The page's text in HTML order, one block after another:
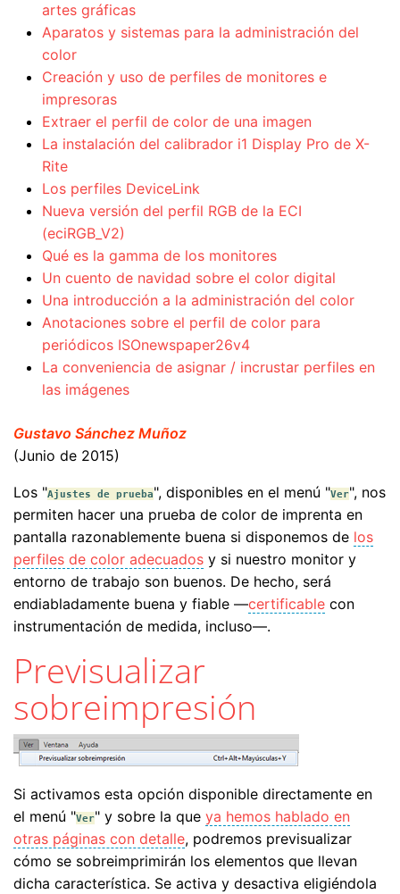
artes gráficas
Aparatos y sistemas para la administración del
color
Creación y uso de perfiles de monitores e
impresoras
Extraer el perfil de color de una imagen
La instalación del calibrador i1 Display Pro de X-
Rite
Los perfiles DeviceLink
Nueva versión del perfil RGB de la ECI
(eciRGB_V2)
Qué es la gamma de los monitores
Un cuento de navidad sobre el color digital
Una introducción a la administración del color
Anotaciones sobre el perfil de color para
periódicos ISOnewspaper26v4
La conveniencia de asignar / incrustar perfiles en
las imágenes
Gustavo Sánchez Muñoz
(Junio de 2015)
Los "Ajustes de prueba", disponibles en el menú "Ver", nos
permiten hacer una prueba de color de imprenta en
pantalla razonablemente buena si disponemos de los
perfiles de color adecuados y si nuestro monitor y
entorno de trabajo son buenos. De hecho, será
endiabladamente buena y fiable —certificable con
instrumentación de medida, incluso—.
Previsualizar
sobreimpresión
Si activamos esta opción disponible directamente en
el menú "Ver" y sobre la que ya hemos hablado en
otras páginas con detalle, podremos previsualizar
cómo se sobreimprimirán los elementos que llevan
dicha característica. Se activa y desactiva eligiéndola